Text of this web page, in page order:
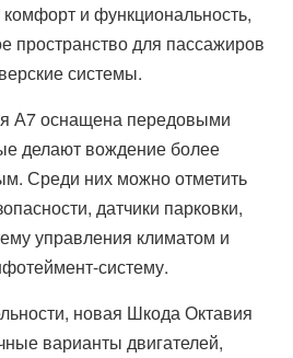
и функциональность,
пространство для пассажиров
системы.
А7 оснащена передовыми
делают вождение более
Среди них можно отметить
датчики парковки,
управления климатом и
систему.
новая Шкода Октавия
варианты двигателей,